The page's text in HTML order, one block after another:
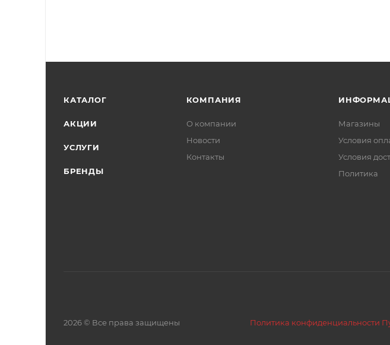
КАТАЛОГ
АКЦИИ
УСЛУГИ
БРЕНДЫ
КОМПАНИЯ
О компании
Новости
Контакты
Магазины
Условия
Условия
Политика
2026 © Все права защищены Политика конфиденциальности